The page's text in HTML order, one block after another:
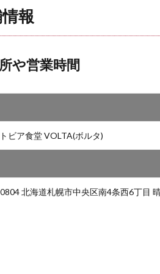
報
や営業時間
ビア食堂 VOLTA(ボルタ)
北海道札幌市中央区南4条西6丁目